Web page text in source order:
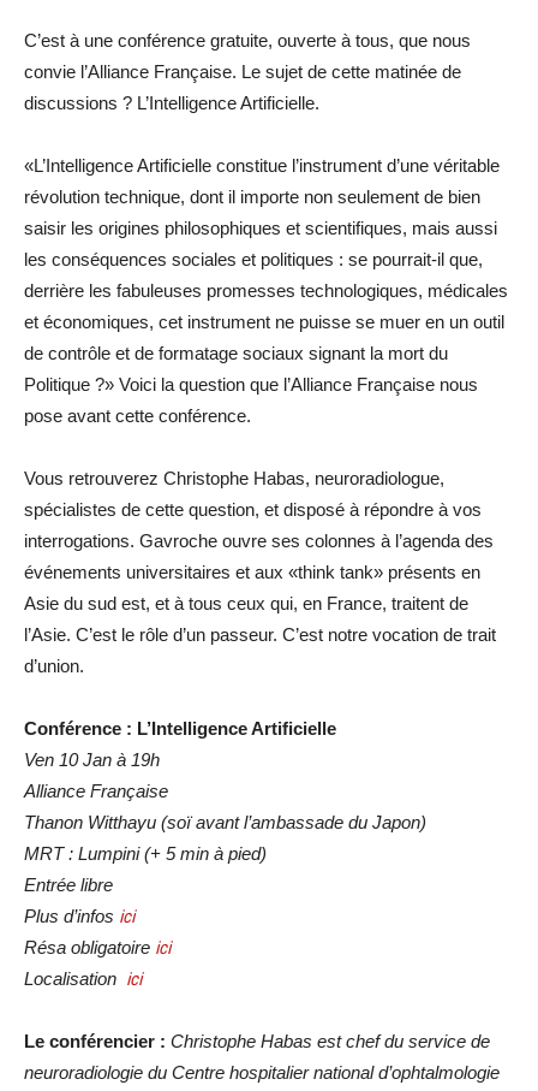
C’est à une conférence gratuite, ouverte à tous, que nous
convie l’Alliance Française. Le sujet de cette matinée de
discussions ? L’Intelligence Artificielle.
«L’Intelligence Artificielle constitue l’instrument d’une véritable
révolution technique, dont il importe non seulement de bien
saisir les origines philosophiques et scientifiques, mais aussi
les conséquences sociales et politiques : se pourrait-il que,
derrière les fabuleuses promesses technologiques, médicales
et économiques, cet instrument ne puisse se muer en un outil
de contrôle et de formatage sociaux signant la mort du
Politique ?» Voici la question que l’Alliance Française nous
pose avant cette conférence.
Vous retrouverez Christophe Habas, neuroradiologue,
spécialistes de cette question, et disposé à répondre à vos
interrogations. Gavroche ouvre ses colonnes à l’agenda des
événements universitaires et aux «think tank» présents en
Asie du sud est, et à tous ceux qui, en France, traitent de
l’Asie. C’est le rôle d’un passeur. C’est notre vocation de trait
d’union.
Conférence : L’Intelligence Artificielle
Ven 10 Jan à 19h
Alliance Française
Thanon Witthayu (soï avant l’ambassade du Japon)
MRT : Lumpini (+ 5 min à pied)
Entrée libre
Plus d’infos ici
Résa obligatoire ici
Localisation ici
Le conférencier : Christophe Habas est chef du service de
neuroradiologie du Centre hospitalier national d’ophtalmologie